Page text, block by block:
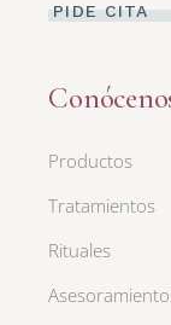
PIDE CITA
Productos
Tratamientos
Rituales